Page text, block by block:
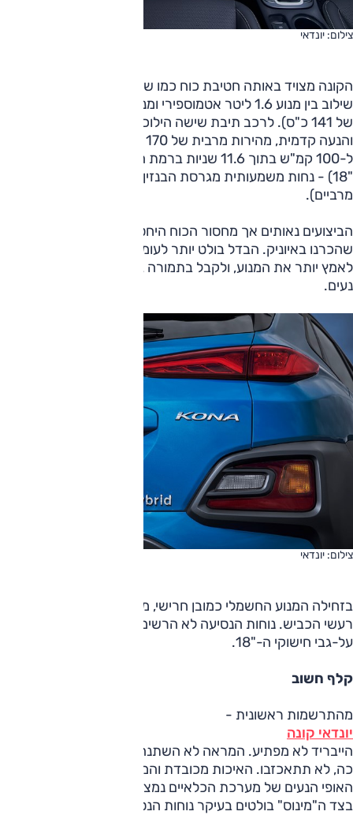
צילום: יונדאי
הקונה מצויד באותה חטיבת כוח כמו שביונדאי איוניק, כלומר
שילוב בין מנוע 1.6 ליטר אטמוספירי ומנוע חשמלי (להספק משולב
של 141 כ"ס). לרכב תיבת שישה הילוכים רובוטית כפולת מצמד
ל-100 קמ"ש בתוך 11.6 שניות ברמת הגימור "שלנו" (חישוקי
מרביים).
הביצועים נאותים אך מחסור הכוח היחסי מורגש והם דומים לאלה
שהכרנו באיוניק. הבדל בולט יותר לעומת קונה בנזין הוא שצריך
לאמץ יותר את המנוע, ולקבל בתמורה גם יותר רעש שאינו תמיד
נעים.
צילום: יונדאי
בזחילה המנוע החשמלי כמובן חרישי, מה שמבליט דווקא את
רעשי הכביש. נוחות הנסיעה לא הרשימה - עם תחושה קופצנית
על-גבי חישוקי ה-"18.
קלף חשוב
מהתרשמות ראשונית -
יונדאי קונה
הייבריד לא מפתיע. המראה לא השתנה ואם אהבתם אותו עד
כה, לא תתאכזבו. האיכות מכובדת והמרווח ושימושיות טובים.
האופי הנעים של מערכת הכלאיים נמצא אף הוא בצד ה"פלוס".
בצד ה"מינוס" בולטים בעיקר נוחות הנסיעה ובידוד הרעשים.